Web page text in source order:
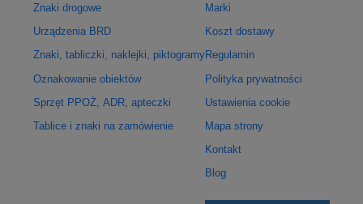
Znaki drogowe
Urządzenia BRD
Znaki, tabliczki, naklejki, piktogramy
Oznakowanie obiektów
Sprzęt PPOŻ, ADR, apteczki
Tablice i znaki na zamówienie
Marki
Koszt dostawy
Regulamin
Polityka prywatności
Ustawienia cookie
Mapa strony
Kontakt
Blog